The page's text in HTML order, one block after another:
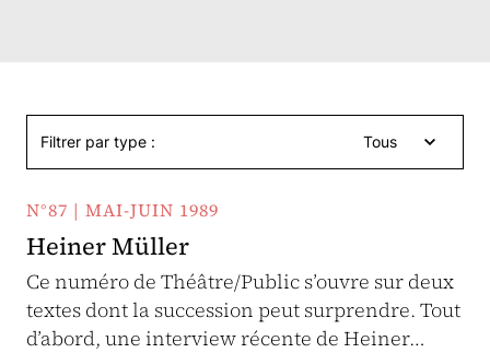
Filtrer par type : Tous
N°87 | MAI-JUIN 1989
Heiner Müller
Ce numéro de Théâtre/Public s’ouvre sur deux
textes dont la succession peut surprendre. Tout
d’abord, une interview récente de Heiner…